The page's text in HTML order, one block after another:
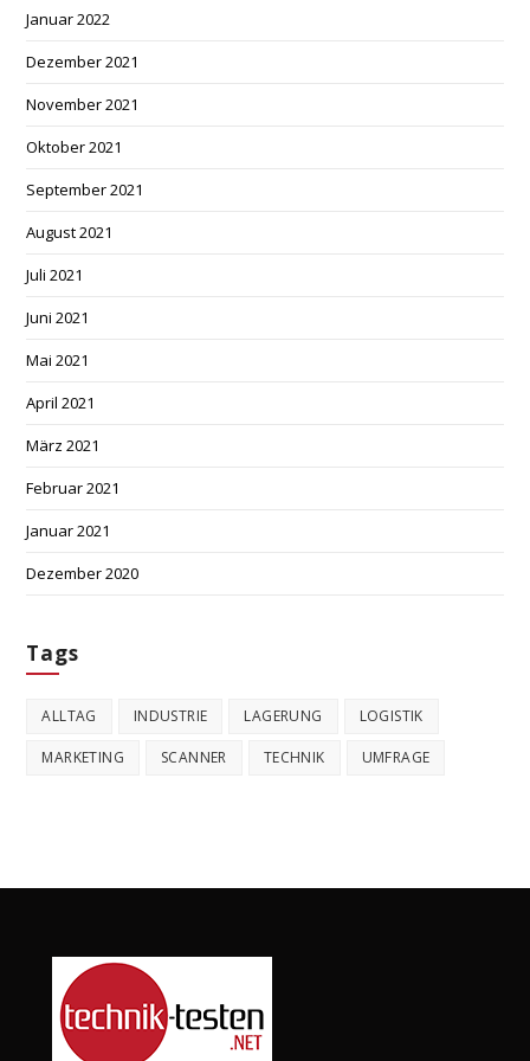
Januar 2022
Dezember 2021
November 2021
Oktober 2021
September 2021
August 2021
Juli 2021
Juni 2021
Mai 2021
April 2021
März 2021
Februar 2021
Januar 2021
Dezember 2020
Tags
ALLTAG INDUSTRIE LAGERUNG LOGISTIK
MARKETING SCANNER TECHNIK UMFRAGE